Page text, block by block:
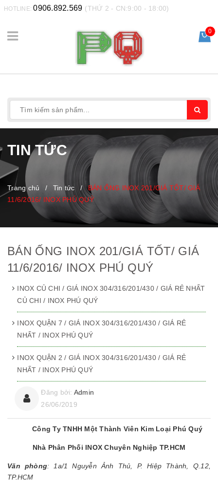
HOTLINE:0906.892.569 (THỨ 2 - CN:9:00 - 18:00)
0
TIN TỨC
Trang chủ / Tin tức /
BÁN ỐNG INOX 201/GIÁ TỐT/ GIÁ
11/6/2016/ INOX PHÚ QUÝ
BÁN ỐNG INOX 201/GIÁ TỐT/ GIÁ
11/6/2016/ INOX PHÚ QUÝ
INOX CỦ CHI / GIÁ INOX 304/316/201/430 / GIÁ RẺ NHẤT
CỦ CHI / INOX PHÚ QUÝ
INOX QUẬN 7 / GIÁ INOX 304/316/201/430 / GIÁ RẺ
NHẤT / INOX PHÚ QUÝ
INOX QUẬN 2 / GIÁ INOX 304/316/201/430 / GIÁ RẺ
NHẤT / INOX PHÚ QUÝ
Đăng bởi: Admin
26/06/2019
Công Ty TNHH Một Thành Viên Kim Loại Phú Quý
Nhà Phân Phối INOX Chuyên Nghiệp TP.HCM
Văn phòng: 1a/1 Nguyễn Ảnh Thủ, P. Hiệp Thành, Q.12,
TP.HCM